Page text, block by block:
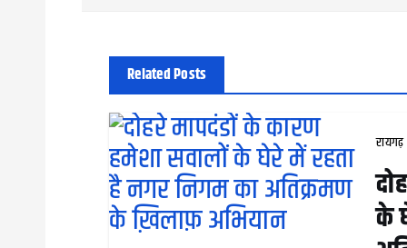
Related Posts
रायगढ़
के